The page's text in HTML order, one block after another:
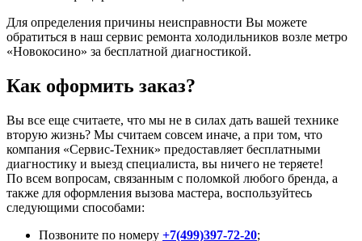
Для определения причины неисправности Вы можете
обратиться в наш сервис ремонта холодильников возле метро
«Новокосино» за бесплатной диагностикой.
Как оформить заказ?
Вы все еще считаете, что мы не в силах дать вашей технике
вторую жизнь? Мы считаем совсем иначе, а при том, что
компания «Сервис-Техник» предоставляет бесплатными
диагностику и выезд специалиста, вы ничего не теряете!
По всем вопросам, связанным с поломкой любого бренда, а
также для оформления вызова мастера, воспользуйтесь
следующими способами:
Позвоните по номеру +7(499)397-72-20;